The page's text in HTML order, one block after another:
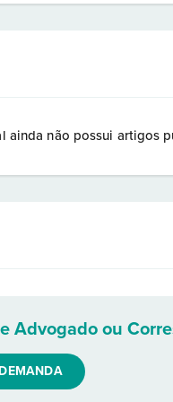
ainda não possui artigos
Advogado ou